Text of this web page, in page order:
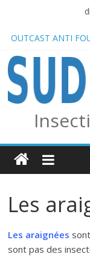
OUTCAST ANTI
la solution Lotion
Anticiper l’arrivée
Edialux / Absolut
PERMAX 100 EC
REPELINE –
Les
Les araignées
sont pas des